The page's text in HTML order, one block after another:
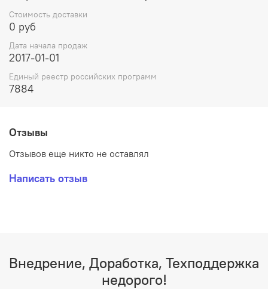
Стоимость доставки
0 руб
Дата начала продаж
2017-01-01
Единый реестр российских программ
7884
Отзывы
Отзывов еще никто не оставлял
Написать отзыв
Внедрение, Доработка, Техподдержка
недорого!